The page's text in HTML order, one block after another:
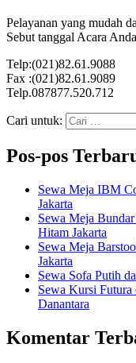
Pelayanan yang mudah
Sebut tanggal Acara Anda
Telp:(021)82.61.9088
Fax :(021)82.61.9089
Telp.087877.520.712
Cari untuk:
Pos-pos
Sewa Meja IBM
Jakarta
Sewa Meja
Hitam Jakarta
Sewa Meja
Jakarta
Sewa Sofa Putih
Sewa Kursi
Danantara
Komentar